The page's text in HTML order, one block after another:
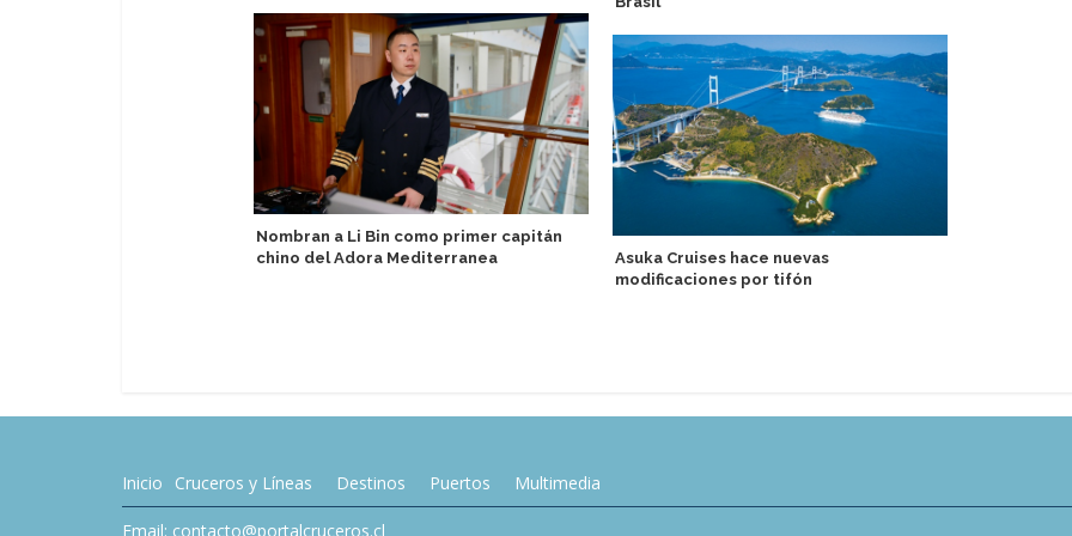
Nombran a Li Bin como primer capitán
chino del Adora Mediterranea
Asuka Cruises hace nuevas
modificaciones por tifón
Inicio Cruceros y Líneas Destinos Puertos Multimedia
Email: contacto@portalcruceros.cl